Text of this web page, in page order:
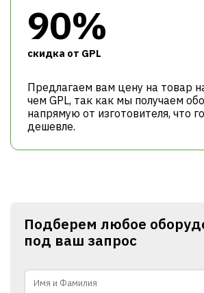
90%
cкидка от GPL
Предлагаем вам цену на товар
чем GPL, так как мы получаем
напрямую от изготовителя, что
дешевле.
Подберем любое
под ваш запрос